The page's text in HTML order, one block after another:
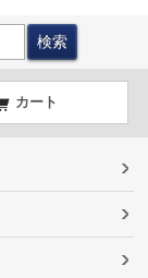
カート